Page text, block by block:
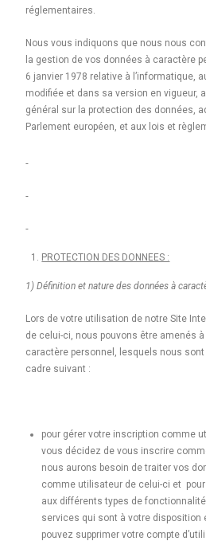
réglementaires.
Nous vous indiquons que nous nous
la gestion de vos données à caractère
6 janvier 1978 relative à l’informatique,
modifiée et dans sa version en vigueur,
général sur la protection des données,
Parlement européen, et aux lois et
PROTECTION DES DONNEES :
1) Définition et nature des données à
Lors de votre utilisation de notre Site
de celui-ci, nous pouvons être amenés
caractère personnel, lesquels nous
cadre suivant :
pour gérer votre inscription comme
vous décidez de vous inscrire
nous aurons besoin de traiter vos
comme utilisateur de celui-ci et
aux différents types de
services qui sont à votre
pouvez supprimer votre compte